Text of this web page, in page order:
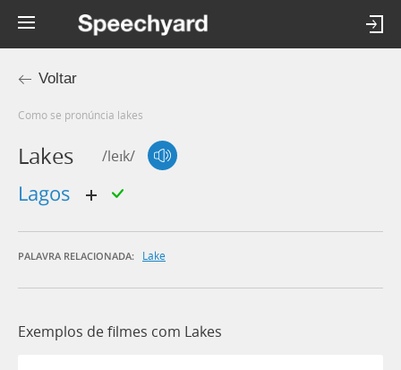
Voltar
Como se pronúncia lakes
Lakes /leɪk/
lagos
PALAVRA RELACIONADA: Lake
Exemplos de filmes com Lakes